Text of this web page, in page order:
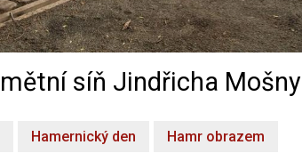
síň Jindřicha Mošny
Hamernický den Hamr obrazem